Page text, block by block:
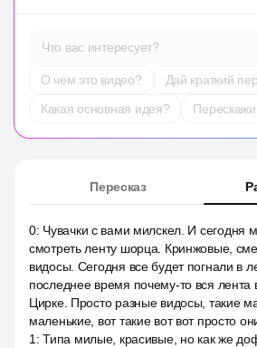
Что вас интересует?
О чем это видео?
Дай краткий
Какая основная идея?
Пересказ
0: Чувачки с вами милскел. И сегодня
смотреть ленту шорца. Кринжовые,
видосы. Сегодня все будет погнали в
последнее время почему-то вся лента
Цирке. Просто разные видосы, такие
маленькие, вот такие вот вот просто
1 :Типа милые, красивые, но как же